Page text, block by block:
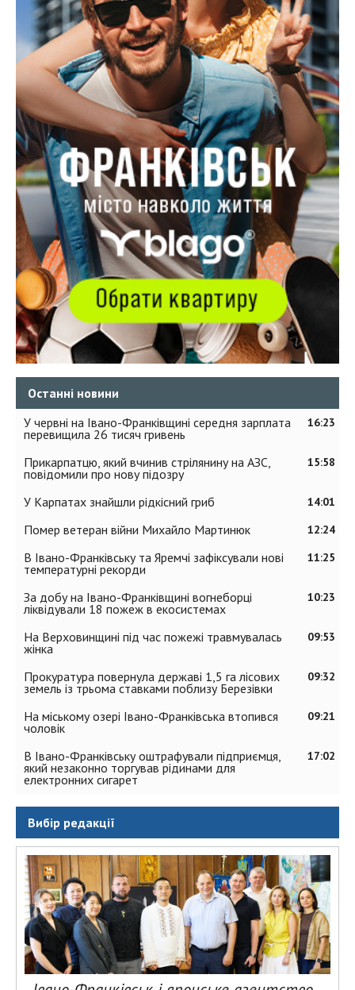
Останні новини
16:23
У червні на Івано-Франківщині середня зарплата
перевищила 26 тисяч гривень
15:58
Прикарпатцю, який вчинив стрілянину на АЗС,
повідомили про нову підозру
14:01
У Карпатах знайшли рідкісний гриб
12:24
Помер ветеран війни Михайло Мартинюк
11:25
В Івано-Франківську та Яремчі зафіксували нові
температурні рекорди
10:23
За добу на Івано-Франківщині вогнеборці
ліквідували 18 пожеж в екосистемах
09:53
На Верховинщині під час пожежі травмувалась
жінка
09:32
Прокуратура повернула державі 1,5 га лісових
земель із трьома ставками поблизу Березівки
09:21
На міському озері Івано-Франківська втопився
чоловік
17:02
В Івано-Франківську оштрафували підприємця,
який незаконно торгував рідинами для
електронних сигарет
Вибір редакції